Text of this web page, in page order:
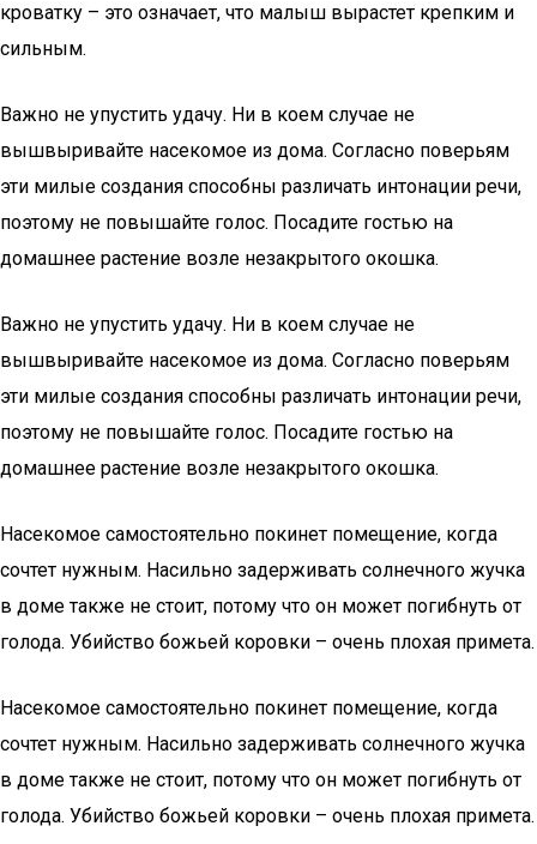
кроватку – это означает, что малыш вырастет крепким и
сильным.
Важно не упустить удачу. Ни в коем случае не
вышвыривайте насекомое из дома. Согласно поверьям
эти милые создания способны различать интонации речи,
поэтому не повышайте голос. Посадите гостью на
домашнее растение возле незакрытого окошка.
Важно не упустить удачу. Ни в коем случае не
вышвыривайте насекомое из дома. Согласно поверьям
эти милые создания способны различать интонации речи,
поэтому не повышайте голос. Посадите гостью на
домашнее растение возле незакрытого окошка.
Насекомое самостоятельно покинет помещение, когда
сочтет нужным. Насильно задерживать солнечного жучка
в доме также не стоит, потому что он может погибнуть от
голода. Убийство божьей коровки – очень плохая примета.
Насекомое самостоятельно покинет помещение, когда
сочтет нужным. Насильно задерживать солнечного жучка
в доме также не стоит, потому что он может погибнуть от
голода. Убийство божьей коровки – очень плохая примета.